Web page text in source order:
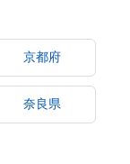
京都府
奈良県